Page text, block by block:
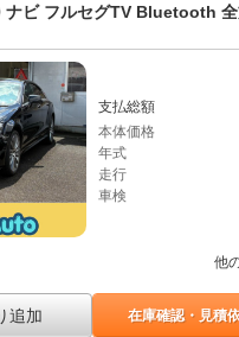
ナビ フルセグTV Bluetooth 全
支払総額
本体価格
年式
走行
車検
他
追加 在庫確認・見積